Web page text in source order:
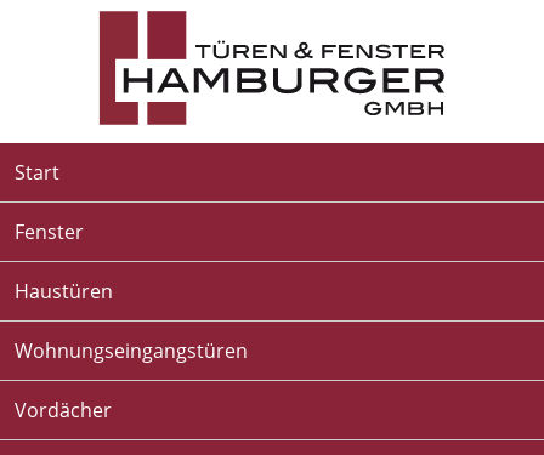
Start
Fenster
Haustüren
Wohnungseingangstüren
Vordächer